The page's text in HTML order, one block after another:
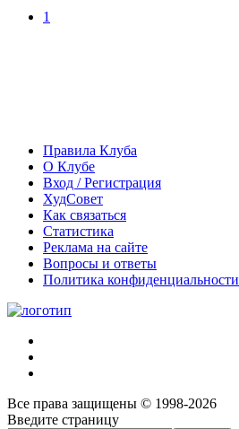
1
Правила Клуба
О Клубе
Вход / Регистрация
ХудСовет
Как связаться
Статистика
Реклама на сайте
Вопросы и ответы
Политика конфиденциальности
Все права защищены © 1998-2026
Введите страницу